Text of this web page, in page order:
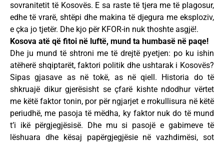
sovranitetit të Kosovës. E sa raste të tjera me të plagosur,
edhe të vrarë, shtëpi dhe makina të djegura me eksploziv,
e çka jo tjetër. Dhe kjo për KFOR-in nuk thoshte asgjë!.
Kosova atë që fitoi në luftë, mund ta humbasë në paqe!
Dhe ju mund të shtroni me të drejtë pyetjen: po ku ishin
atëherë shqiptarët, faktori politik dhe ushtarak i Kosovës?
Sipas gjasave as në tokë, as në qiell. Historia do të
shkruajë dikur gjerësisht se çfarë kishte ndodhur vërtet
me këtë faktor tonin, por për ngjarjet e rrokullisura në këtë
periudhë, me pasoja të mëdha, ky faktor nuk do të mund
t’i ikë përgjegjësisë. Dhe mu si pasojë e gabimeve të
lëshuara dhe kësaj papërgjegjësie në vazhdimësi, sot